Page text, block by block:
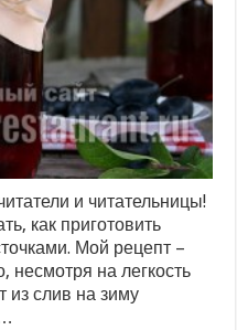
и читательницы!
как приготовить
Мой рецепт –
несмотря на легкость
из слив на зиму